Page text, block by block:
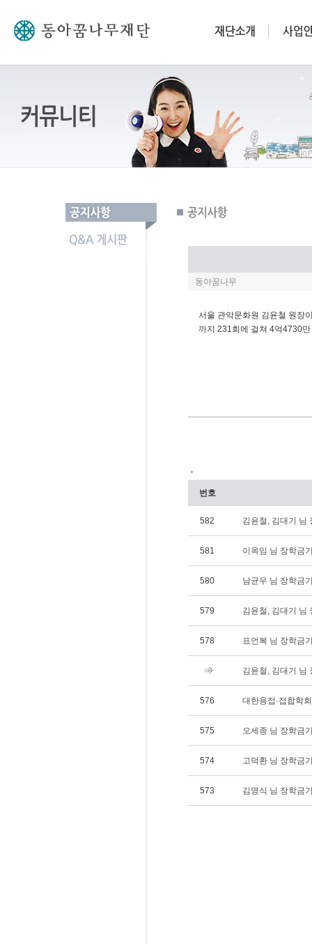
동아꿈나무
서울 관악문화원 김윤철 원장
까지 231회에 걸쳐 4억4730
*
번호
582 김윤철, 김대기 님
581 이옥임 님 장학금
580 남균우 님 장학금
579 김윤철, 김대기 님
578 표언복 님 장학금
김윤철, 김대기 님
576 대한용접·접합학
575 오세종 님 장학금
574 고덕환 님 장학금
573 김명식 님 장학금